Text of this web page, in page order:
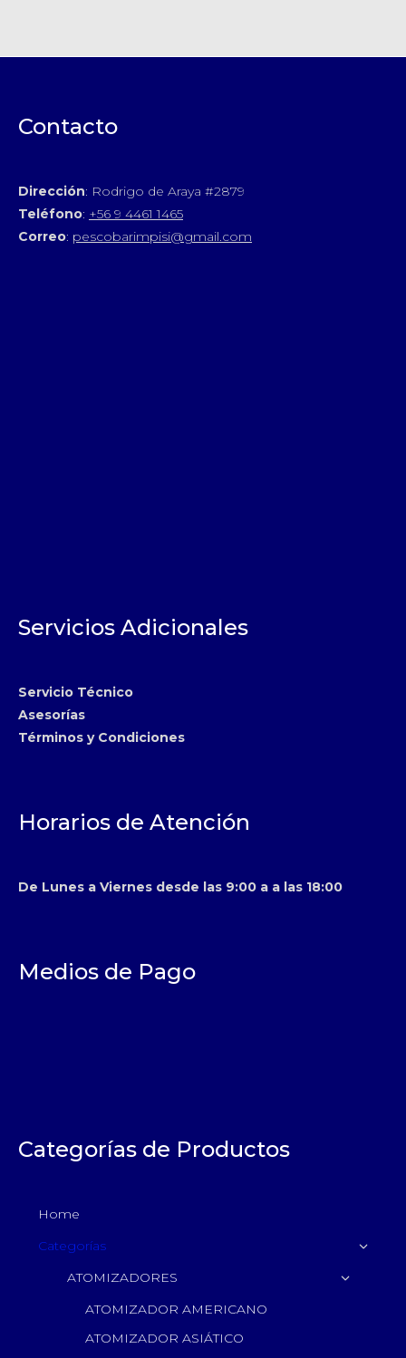
Contacto
Dirección: Rodrigo de Araya #2879
Teléfono: +56 9 4461 1465
Correo: pescobarimpisi@gmail.com
Servicios Adicionales
Servicio Técnico
Asesorías
Términos y Condiciones
Horarios de Atención
De Lunes a Viernes desde las 9:00 a a las 18:00
Medios de Pago
Categorías de Productos
Home
Categorías
ATOMIZADORES
ATOMIZADOR AMERICANO
ATOMIZADOR ASIÁTICO